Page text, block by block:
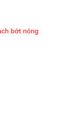
bớt nóng